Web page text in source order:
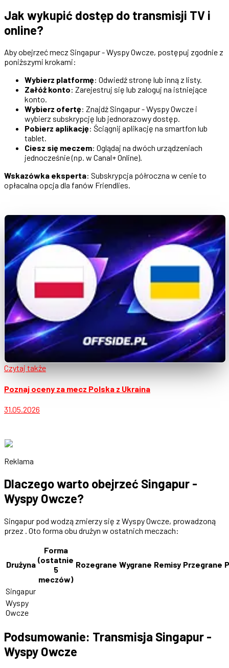
Jak wykupić dostęp do transmisji TV i
online?
Aby obejrzeć mecz Singapur - Wyspy Owcze, postępuj zgodnie z
poniższymi krokami:
Wybierz platformę: Odwiedź stronę lub inną z listy.
Załóż konto: Zarejestruj się lub zaloguj na istniejące
konto.
Wybierz ofertę: Znajdź Singapur - Wyspy Owcze i
wybierz subskrypcję lub jednorazowy dostęp.
Pobierz aplikację: Ściągnij aplikację na smartfon lub
tablet.
Ciesz się meczem: Oglądaj na dwóch urządzeniach
jednocześnie (np. w Canal+ Online).
Wskazówka eksperta: Subskrypcja półroczna w cenie to
opłacalna opcja dla fanów Friendlies.
Czytaj także
Poznaj oceny za mecz Polska z Ukraina
31.05.2026
Reklama
Dlaczego warto obejrzeć Singapur -
Wyspy Owcze?
Singapur pod wodzą zmierzy się z Wyspy Owcze, prowadzoną
przez . Oto forma obu drużyn w ostatnich meczach:
Drużyna
Forma
(ostatnie
5
meczów)
Rozegrane Wygrane Remisy Przegrane
Singapur
Wyspy
Owcze
Podsumowanie: Transmisja Singapur -
Wyspy Owcze